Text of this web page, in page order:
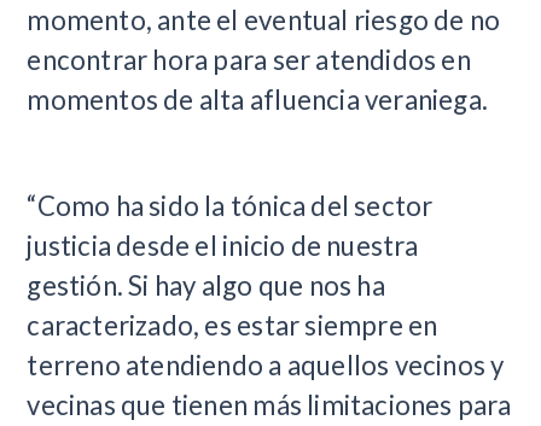
momento, ante el eventual riesgo de no
encontrar hora para ser atendidos en
momentos de alta afluencia veraniega.
“Como ha sido la tónica del sector
justicia desde el inicio de nuestra
gestión. Si hay algo que nos ha
caracterizado, es estar siempre en
terreno atendiendo a aquellos vecinos y
vecinas que tienen más limitaciones para